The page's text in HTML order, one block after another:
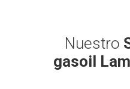
Nuestro
gasoil